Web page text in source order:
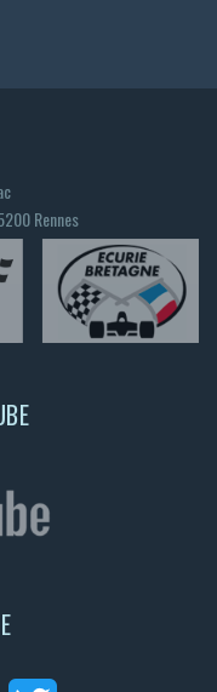
Rennes